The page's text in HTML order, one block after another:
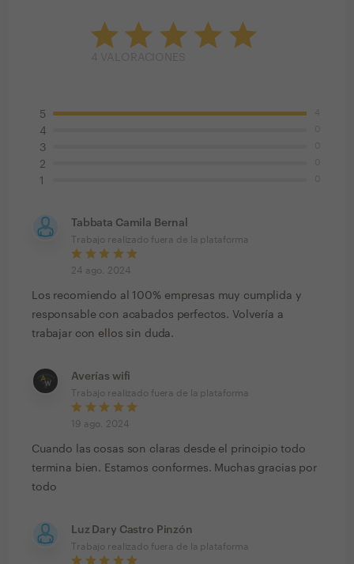
5
4
3
2
1
Tabbata Camila Bernal
Trabajo realizado fuera de la plataforma
24 ago. 2024
Los recomiendo al 100% empresas muy cumplida y
responsable con acabados perfectos. Volvería a
trabajar con ellos sin duda.
Averías wifi
Trabajo realizado fuera de la plataforma
19 ago. 2024
Cuando las cosas son claras desde el principio todo
termina bien. Estamos conformes. Muchas gracias por
todo
Luz Dary Castro Pinzón
Trabajo realizado fuera de la plataforma